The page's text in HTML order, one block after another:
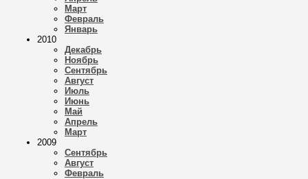
Март
Февраль
Январь
2010
Декабрь
Ноябрь
Сентябрь
Август
Июль
Июнь
Май
Апрель
Март
2009
Сентябрь
Август
Февраль